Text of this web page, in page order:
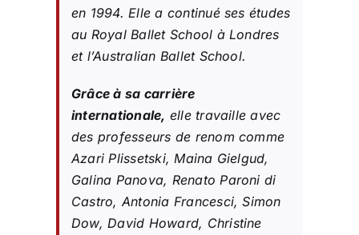
en 1994. Elle a continué ses études
au Royal Ballet School à Londres
et l’Australian Ballet School.
Grâce à sa carrière
internationale, elle travaille avec
des professeurs de renom comme
Azari Plissetski, Maina Gielgud,
Galina Panova, Renato Paroni di
Castro, Antonia Francesci, Simon
Dow, David Howard, Christine